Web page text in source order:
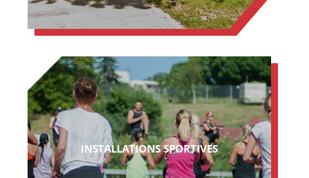
INSTALLATIONS SPORTIVES